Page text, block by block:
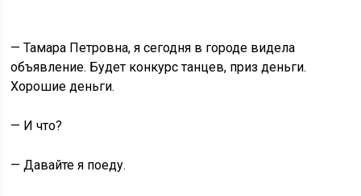
— Тамара Петровна, я сегодня в городе видела
объявление. Будет конкурс танцев, приз деньги.
Хорошие деньги.
— И что?
— Давайте я поеду.